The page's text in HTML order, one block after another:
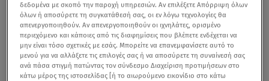
δεδομένα με σκοπό την παροχή υπηρεσιών. Αν επιλέξετε Απόρριψη όλων
όλων ή αποσύρετε τη συγκατάθεσή σας, οι εν λόγω τεχνολογίες θα
απενεργοποιηθούν. Αν απενεργοποιηθούν οι ιχνηλάτες, ορισμένο
περιεχόμενο και κάποιες από τις διαφημίσεις που βλέπετε ενδέχεται να
μην είναι τόσο σχετικές με εσάς. Μπορείτε να επανεμφανίσετε αυτό το
μενού για να αλλάξετε τις επιλογές σας ή να αποσύρετε τη συναίνεσή σας
ανά πάσα στιγμή πατώντας τον σύνδεσμο Διαχείριση προτιμήσεων στο
κάτω μέρος της ιστοσελίδας [ή το αιωρούμενο εικονίδιο στο κάτω